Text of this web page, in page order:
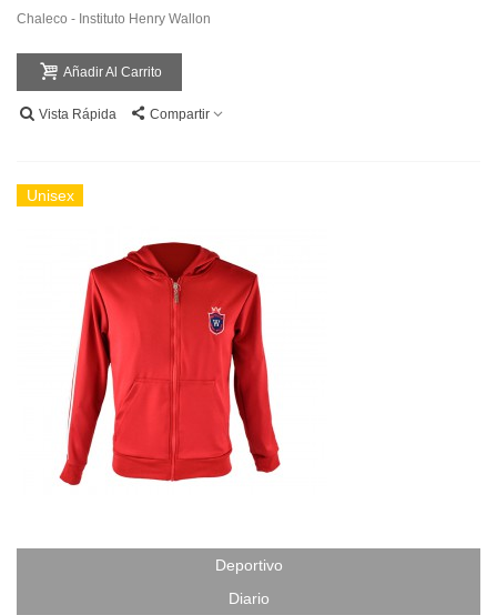
Chaleco - Instituto Henry Wallon
Añadir Al Carrito
Vista Rápida Compartir
Unisex
Deportivo
Diario